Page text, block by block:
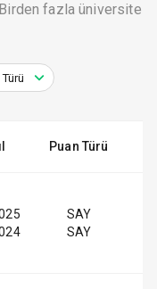
fazla üniversite
Puan Türü
SAY
SAY